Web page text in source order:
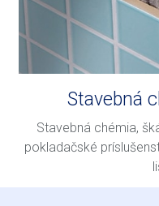
Stavebná
Stavebná chémia,
pokladačské